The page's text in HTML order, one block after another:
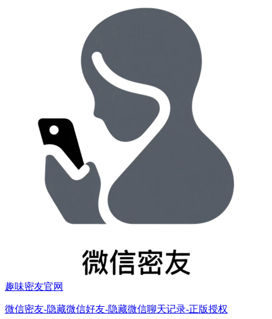
趣味密友官网
微信密友-隐藏微信好友-隐藏微信聊天记录-正版授权